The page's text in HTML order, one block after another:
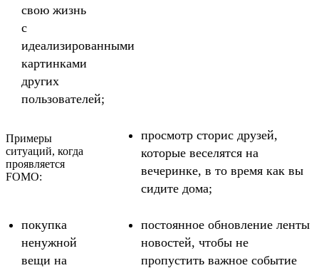
свою жизнь
с
идеализированными
картинками
других
пользователей;
Примеры
ситуаций, когда
проявляется
FOMO:
просмотр сторис друзей,
которые веселятся на
вечеринке, в то время как вы
сидите дома;
покупка
ненужной
вещи на
постоянное обновление ленты
новостей, чтобы не
пропустить важное событие